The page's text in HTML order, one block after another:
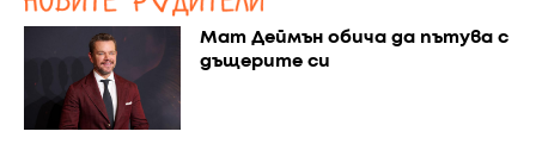
Мат Деймън обича да пътува с
дъщерите си